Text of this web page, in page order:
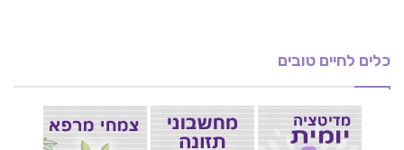
כלים לחיים טובים